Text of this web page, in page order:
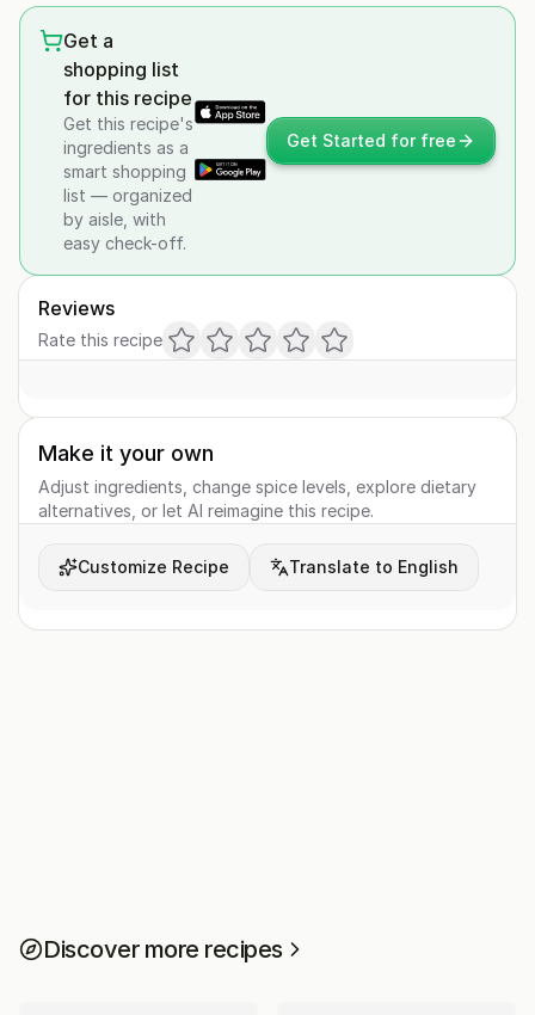
Get a
shopping list
for this recipe
Get this recipe's
ingredients as a
smart shopping
list — organized
by aisle, with
easy check-off.
Get Started for free
Reviews
Rate this recipe
Make it your own
Adjust ingredients, change spice levels, explore dietary
alternatives, or let AI reimagine this recipe.
Customize Recipe Translate to English
Discover more recipes